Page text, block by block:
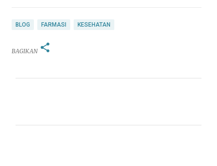
BLOG FARMASI KESEHATAN
BAGIKAN